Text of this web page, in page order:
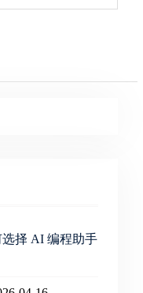
选择 AI 编程助手